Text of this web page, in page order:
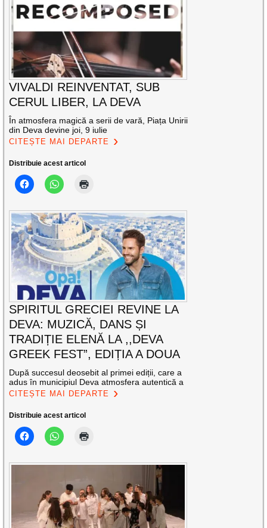
VIVALDI REINVENTAT, SUB
CERUL LIBER, LA DEVA
În atmosfera magică a serii de vară, Piața Unirii
din Deva devine joi, 9 iulie
CITEȘTE MAI DEPARTE
Distribuie acest articol
SPIRITUL GRECIEI REVINE LA
DEVA: MUZICĂ, DANS ȘI
TRADIȚIE ELENĂ LA ,,DEVA
GREEK FEST”, EDIȚIA A DOUA
După succesul deosebit al primei ediții, care a
adus în municipiul Deva atmosfera autentică a
CITEȘTE MAI DEPARTE
Distribuie acest articol